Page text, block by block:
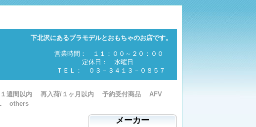
下北沢にあるプラモデルとおもちゃのお店です。
営業時間： １１：００～２０：００
定休日： 水曜日
ＴＥＬ： ０３－３４１３－０８５７
週間以内 再入荷/１ヶ月以内 予約受付商品
AFV
others
メーカー